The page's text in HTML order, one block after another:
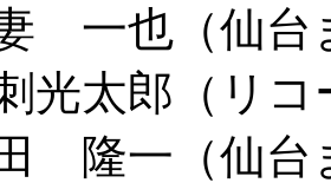
一也（仙台
光太郎（リコ
隆一（仙台